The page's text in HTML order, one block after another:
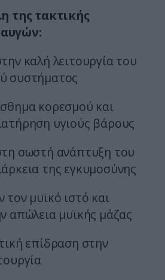
της τακτικής
καλή λειτουργία του
συστήματος
κορεσμού και
υγιούς βάρους
σωστή ανάπτυξη του
της εγκυμοσύνης
μυϊκό ιστό και
απώλεια μυϊκής μάζας
επίδραση στην